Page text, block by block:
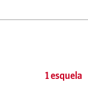
1 esquela